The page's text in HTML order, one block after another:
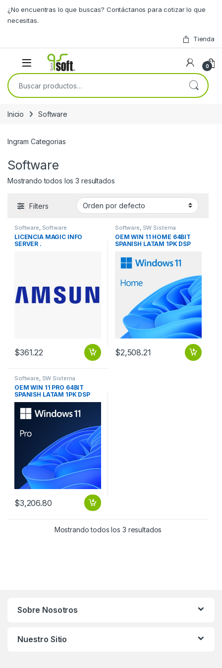
¿No encuentras lo que buscas? Contáctanos para cotizar lo que
necesitas.
Tienda
0
Buscar por:
Inicio Software
Ingram Categorias
Software
Mostrando todos los 3 resultados
Filters
Software, Software
Gestionamiento IT
LICENCIA MAGIC INFO
SERVER .
$361.22
Software, SW Sistema
Operativo
OEM WIN 11 HOME 64BIT
SPANISH LATAM 1PK DSP
$2,508.21
Software SW Sistema
Operativo
OEM WIN 11 PRO 64BIT
SPANISH LATAM 1PK DSP
OEI DVD
$3,206.80
Mostrando todos los 3 resultados
Sobre Nosotros
Nuestro Sitio